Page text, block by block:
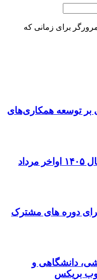
برای زمانی که
بر توسعه همکاری‌های
نتایج نهایی آزمون دکتری سال ۱۴۰۵ اواخر مرداد
دوره های مشترک
دانشگاهی و
بریکس